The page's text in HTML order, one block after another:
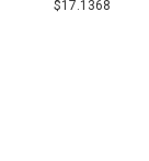
$17.1368